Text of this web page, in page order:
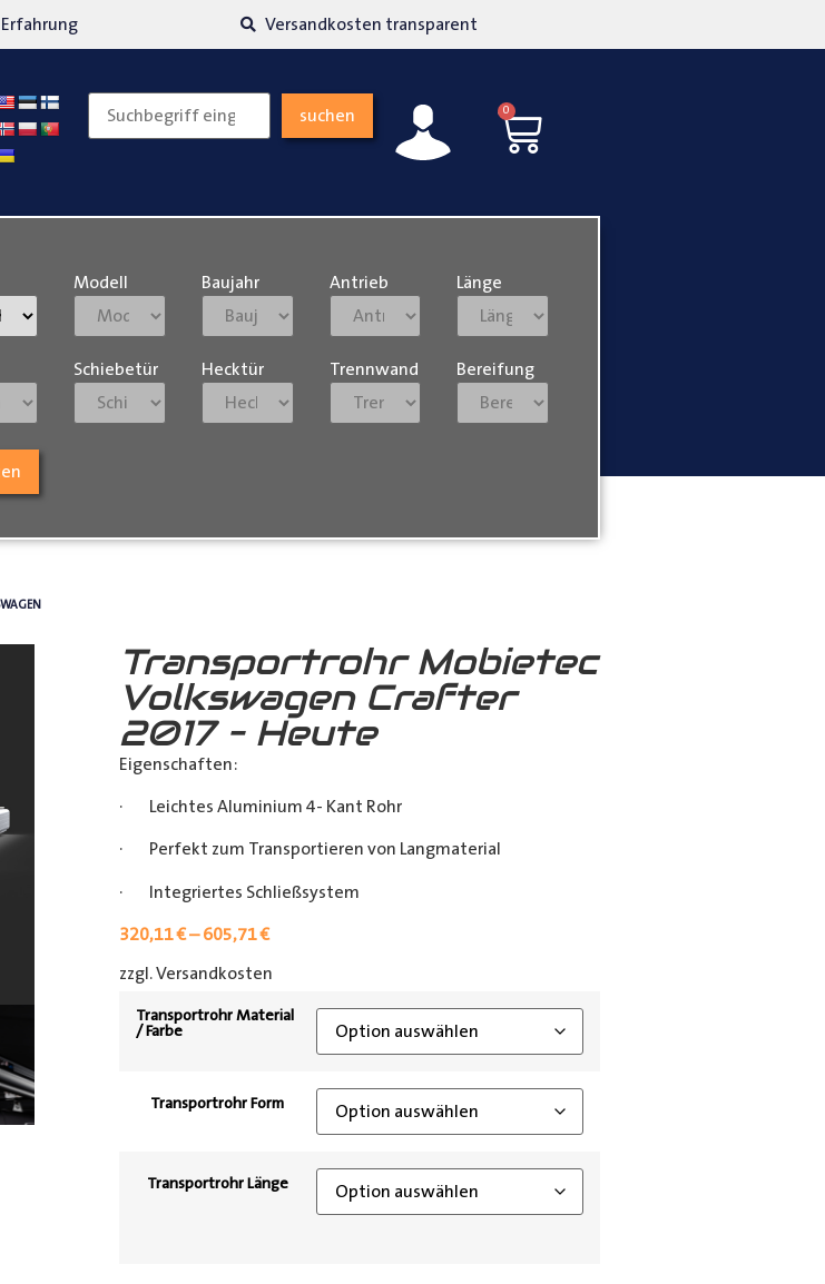
Versandkosten transparent
suchen 0
Modell Baujahr Antrieb Länge
Schiebetür Hecktür Trennwand Bereifung
Transportrohr Mobietec
Volkswagen Crafter
2017 – Heute
Eigenschaften:
· Leichtes Aluminium 4- Kant Rohr
· Perfekt zum Transportieren von Langmaterial
· Integriertes Schließsystem
320,11€–605,71€
zzgl. Versandkosten
Transportrohr Material
/ Farbe
Transportrohr Form
Transportrohr Länge